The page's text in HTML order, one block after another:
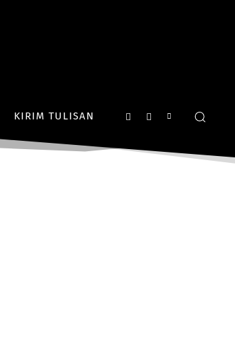
KIRIM TULISAN